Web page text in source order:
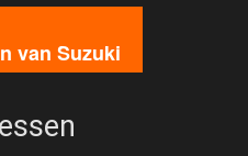
van Suzuki